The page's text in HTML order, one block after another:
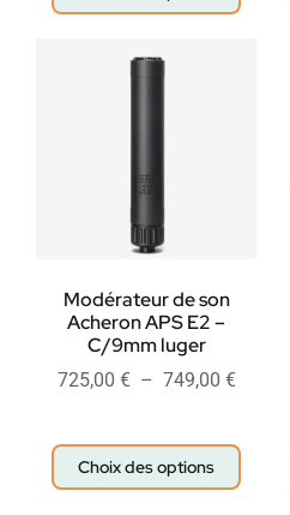
Modérateur de son
Acheron APS E2 –
C/9mm luger
725,00 € – 749,00 €
Choix des options